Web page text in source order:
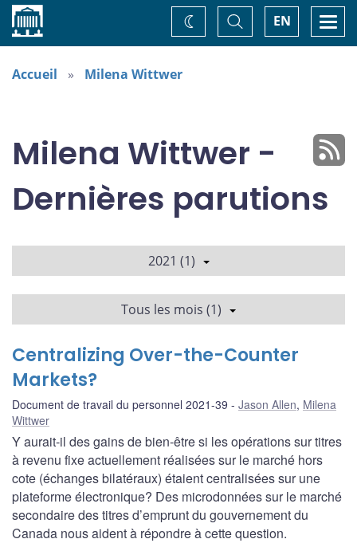
Accueil EN
Basculer
la
recherche
Changez
de
Accueil Milena Wittwer
Milena Wittwer -
Dernières parutions
2021 (1)
Tous les mois (1)
Centralizing Over-the-Counter
Markets?
Document de travail du personnel 2021-39 Jason Allen, Milena
Wittwer
Y aurait-il des gains de bien-être si les opérations sur titres
à revenu fixe actuellement réalisées sur le marché hors
cote (échanges bilatéraux) étaient centralisées sur une
plateforme électronique? Des microdonnées sur le marché
secondaire des titres d’emprunt du gouvernement du
Canada nous aident à répondre à cette question.